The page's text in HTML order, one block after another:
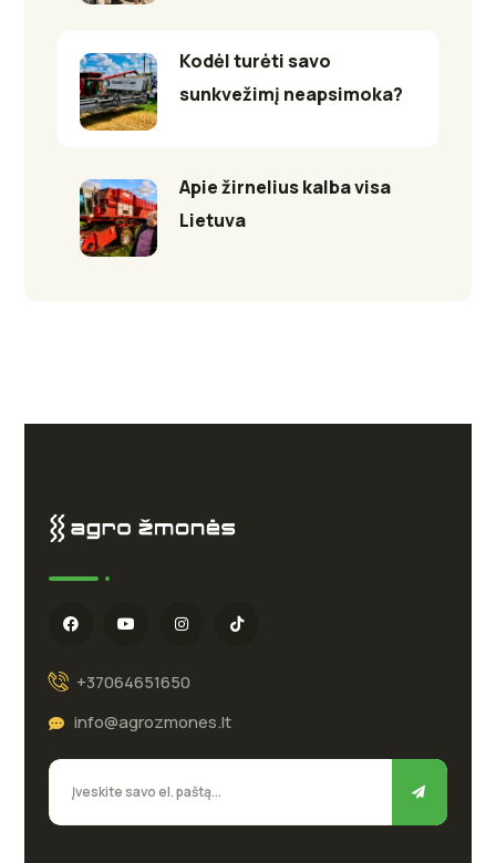
Kodėl turėti savo
sunkvežimį neapsimoka?
Apie žirnelius kalba visa
Lietuva
+37064651650
info@agrozmones.lt